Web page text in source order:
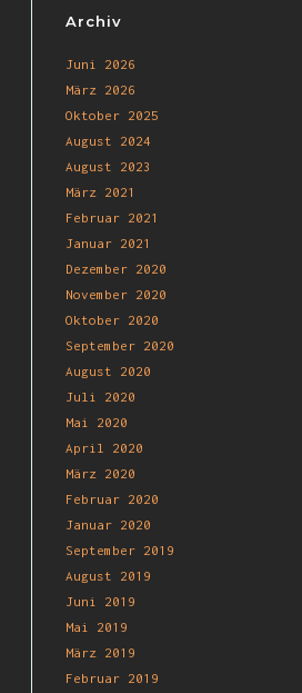
Archiv
Juni 2026
März 2026
Oktober 2025
August 2024
August 2023
März 2021
Februar 2021
Januar 2021
Dezember 2020
November 2020
Oktober 2020
September 2020
August 2020
Juli 2020
Mai 2020
April 2020
März 2020
Februar 2020
Januar 2020
September 2019
August 2019
Juni 2019
Mai 2019
März 2019
Februar 2019